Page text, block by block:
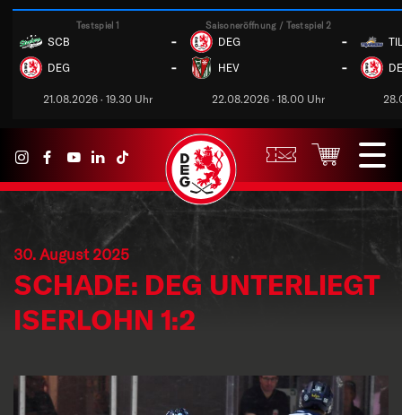
Testspiel 1
SCB -
DEG -
21.08.2026 · 19.30 Uhr
Saisoneröffnung / Testspiel 2
DEG -
HEV -
22.08.2026 · 18.00 Uhr
TIL
30. August 2025
SCHADE: DEG UNTERLIEGT
ISERLOHN 1:2